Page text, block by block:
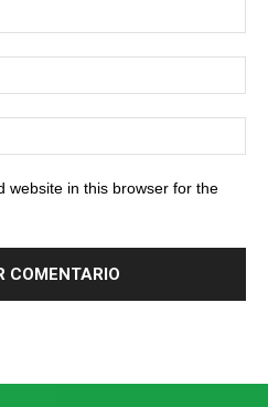
website in this browser for the